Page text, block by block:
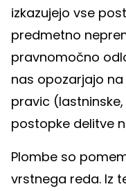
izkazujejo vse
predmetno
pravnomočno
nas opozarjajo
pravic
postopke delitve
Plombe so
vrstnega reda. Iz